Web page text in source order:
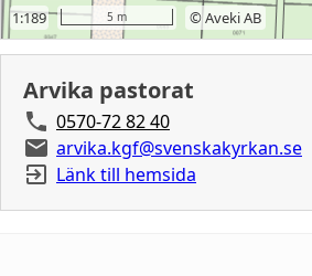
Arvika pastorat
0570-72 82 40
arvika.kgf@svenskakyrkan.se
Länk till hemsida